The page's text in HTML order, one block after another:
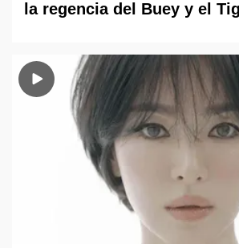
la regencia del Buey y el